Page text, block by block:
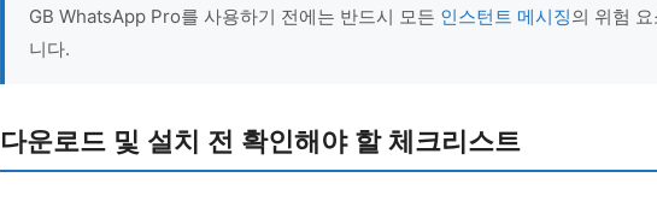
GB WhatsApp Pro를 사용하기 전에는 반드시 모든 인스턴트 메시징의 위험
니다.
다운로드 및 설치 전 확인해야 할 체크리스트